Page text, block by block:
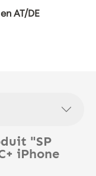
AT/DE
"SP
iPhone